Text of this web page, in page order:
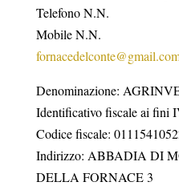
Telefono N.N.
Mobile N.N.
Denominazione:
Identificativo fiscale ai fini
Codice fiscale:
Indirizzo: ABBADIA DI
DELLA FORNACE 3